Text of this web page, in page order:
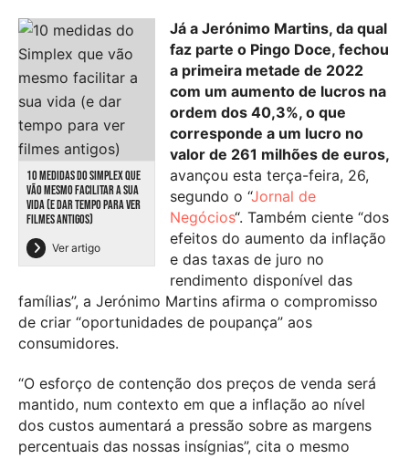
10 MEDIDAS DO SIMPLEX QUE
VÃO MESMO FACILITAR A SUA
VIDA (E DAR TEMPO PARA VER
FILMES ANTIGOS)
Ver artigo
Já a Jerónimo Martins, da qual
faz parte o Pingo Doce, fechou
a primeira metade de 2022
com um aumento de lucros na
ordem dos 40,3%, o que
corresponde a um lucro no
valor de 261 milhões de euros,
avançou esta terça-feira, 26,
segundo o “Jornal de
Negócios“. Também ciente “dos
efeitos do aumento da inflação
e das taxas de juro no
rendimento disponível das
famílias”, a Jerónimo Martins afirma o compromisso
de criar “oportunidades de poupança” aos
consumidores.
“O esforço de contenção dos preços de venda será
mantido, num contexto em que a inflação ao nível
dos custos aumentará a pressão sobre as margens
percentuais das nossas insígnias”, cita o mesmo